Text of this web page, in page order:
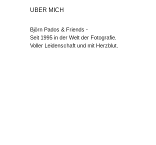
ÜBER MICH
Björn Pados & Friends -
Seit 1995 in der Welt der Fotografie.
Voller Leidenschaft und mit Herzblut.